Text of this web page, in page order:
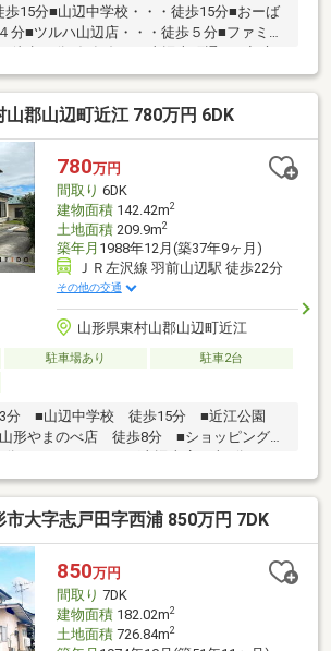
15分■山辺中学校・・・徒歩15分■おーば
分■ツルハ山辺店・・・徒歩５分■ファミリ
徒歩20分■毎年冬には山辺本町通りで初市
山郡山辺町近江 780万円 6DK
780万円
間取り 6DK
建物面積142.42m2
土地面積209.9m2
築年月 1988年12月(築37年9ヶ月)
ＪＲ左沢線 羽前山辺駅 徒歩22分
その他の交通
山形県東村山郡山辺町近江
駐車場あり
駐車2台
分 ■山辺中学校 徒歩15分 ■近江公園
形やまのべ店 徒歩8分 ■ショッピングプ
市大字志戸田字西浦 850万円 7DK
850万円
間取り 7DK
建物面積182.02m2
土地面積726.84m2